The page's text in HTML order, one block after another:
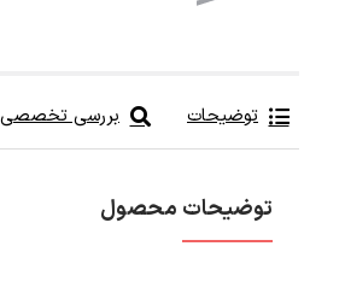
توضیحات بررسی تخصصی
توضیحات محصول